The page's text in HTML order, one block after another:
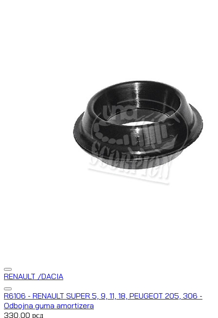
RENAULT /DACIA
R6106 - RENAULT SUPER 5, 9, 11, 18, PEUGEOT 205, 306 -
Odbojna guma amortizera
330,00 рсд